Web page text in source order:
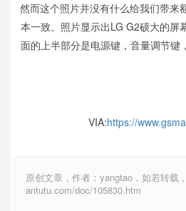
然而这个照片并没有什么给我们带来
本一致。照片显示出LG G2硕大的屏
面的上半部分是电源键，音量调节键
VIA:https://
原创文章，作者：yangtao，如若转载
antutu.com/doc/105830.htm